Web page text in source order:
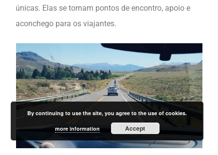
únicas. Elas se tornam pontos de encontro, apoio e
aconchego para os viajantes.
By continuing to use the site, you agree to the use of cookies.
more information Accept